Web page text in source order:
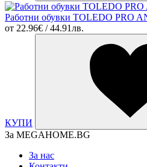
Работни обувки TOLEDO PRO
от 22.96€ / 44.91лв.
КУПИ
За MEGAHOME.BG
За нас